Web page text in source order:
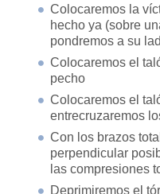
Colocaremos la
hecho ya (sobre
pondremos a su
Colocaremos el
pecho
Colocaremos el
entrecruzaremos
Con los brazos
perpendicular
las compresiones
Deprimiremos el